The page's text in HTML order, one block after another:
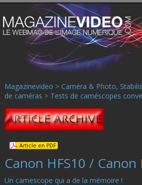
Magazinevideo > Caméra & Photo,
de caméras > Tests de caméscopes
Article en PDF
Canon HFS10 / Canon
Un camescope qui a de la mémoire !